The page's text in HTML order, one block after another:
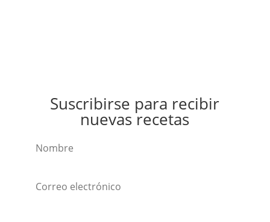
Suscribirse para recibir
nuevas recetas